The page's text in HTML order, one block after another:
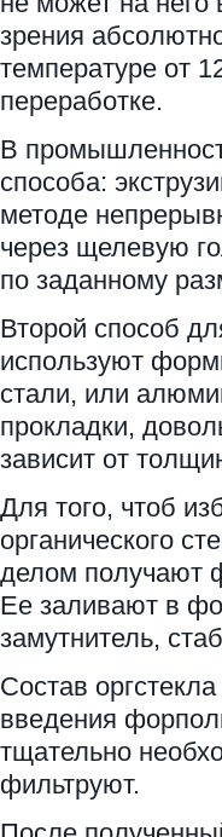
зрения
температуре от
переработке.
В
способа:
методе
через щелевую
по заданному
Второй способ
используют
стали, или
прокладки,
зависит от
Для того, чтоб
органического
делом получают
Ее заливают в
замутнитель,
Состав
введения
тщательно
фильтруют.